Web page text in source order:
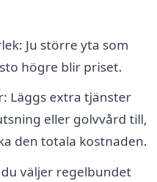
Ju större yta som
högre blir priset.
Läggs extra tjänster
eller golvvård till,
den totala kostnaden.
väljer regelbundet